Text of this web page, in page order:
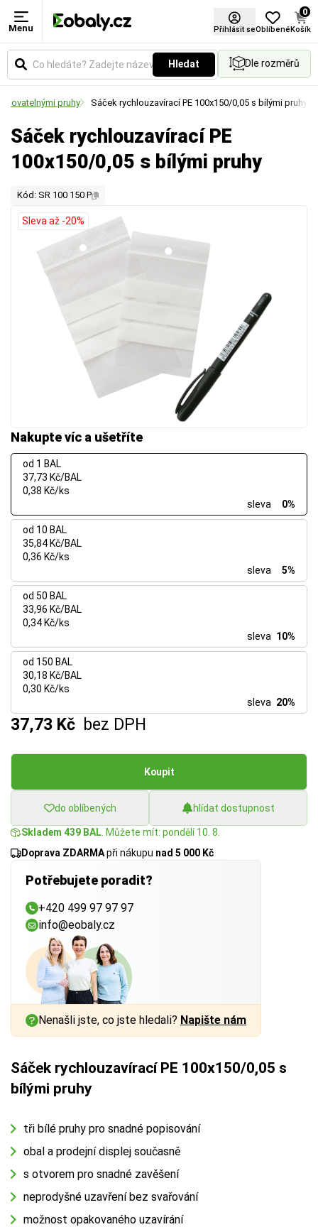
Menu Přihlásit seOblíbené
0
Košík
Hledat Dle rozměrů
pruhy Sáček rychlouzavírací PE 100x150/0,05 s bílými pruhy
Sáček rychlouzavírací PE
100x150/0,05 s bílými pruhy
Kód: SR 100 150 P
Nakupte víc a ušetříte
od 1 BAL
37,73 Kč/BAL
0,38 Kč/ks
sleva
0%
od 10 BAL
35,84 Kč/BAL
0,36 Kč/ks
sleva
5%
od 50 BAL
33,96 Kč/BAL
0,34 Kč/ks
sleva 10%
od 150 BAL
30,18 Kč/BAL
0,30 Kč/ks
sleva 20%
37,73 Kč bez DPH
Koupit
do oblíbených hlídat dostupnost
Skladem 439 BAL . Můžete mít: pondělí 10. 8.
Doprava ZDARMApři nákupu nad 5 000 Kč
Potřebujete poradit?
+420 499 97 97 97
info@eobaly.cz
Nenašli jste, co jste hledali? Napište nám
Sleva až -20%
Sáček rychlouzavírací PE 100x150/0,05 s
bílými pruhy
tři bílé pruhy pro snadné popisování
obal a prodejní displej současně
s otvorem pro snadné zavěšení
neprodyšné uzavření bez svařování
možnost opakovaného uzavírání